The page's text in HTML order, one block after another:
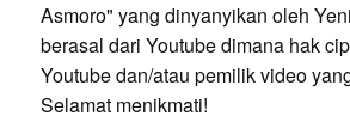
Asmoro" yang dinyanyikan oleh
berasal dari Youtube dimana hak
Youtube dan/atau pemilik video
Selamat menikmati!